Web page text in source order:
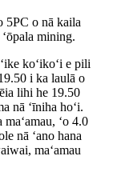
5PC o nā kaila
mining.
koʻikoʻi e pili
i ka laulā o
lihi he 19.50
nā ʻīniha hoʻi.
ʻo 4.0
nā ​​​​​​ʻano hana
maʻamau